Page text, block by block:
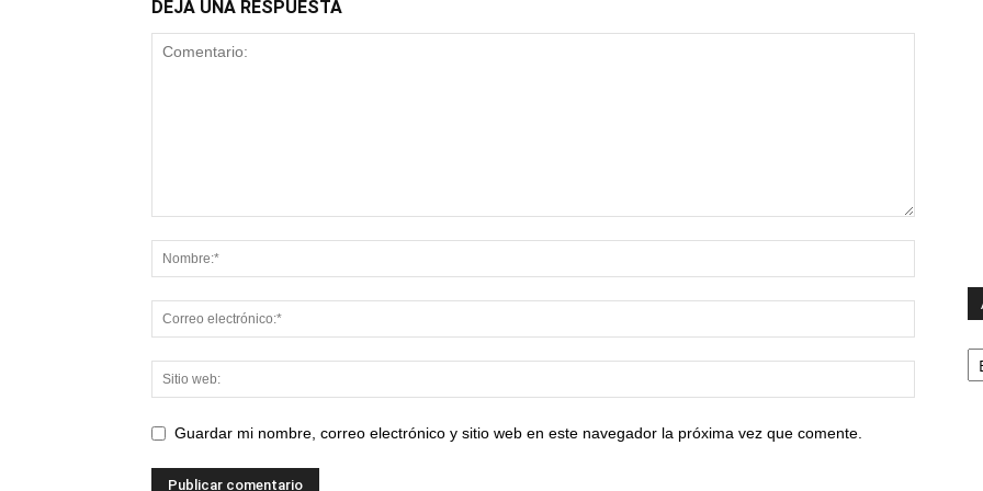
DEJA UNA RESPUESTA
Guardar mi nombre, correo electrónico y sitio web en este navegador la próxima vez que comente.